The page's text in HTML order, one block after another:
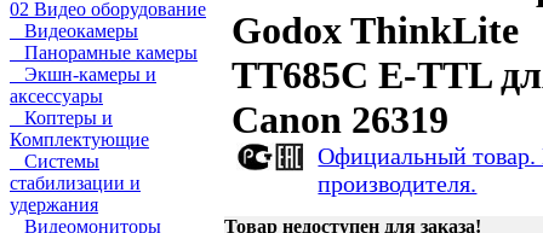
02 Видео оборудование
Видеокамеры
Панорамные камеры
Экшн-камеры и
аксессуары
Коптеры и
Комплектующие
Системы
стабилизации и
удержания
Видеомониторы
Godox ThinkLite
TT685C E-TTL
Canon 26319
Официальный товар.
производителя.
Товар недоступен для заказа!